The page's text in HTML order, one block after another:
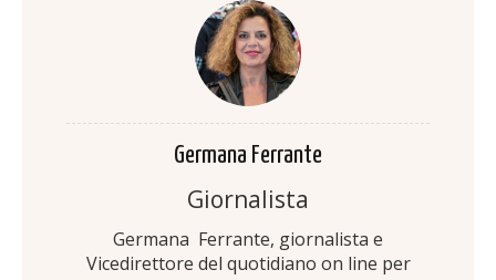
Germana Ferrante
Giornalista
Germana Ferrante, giornalista e
Vicedirettore del quotidiano on line per